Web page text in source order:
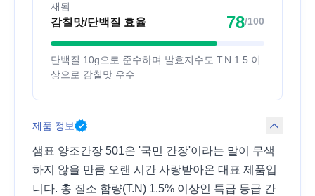
재됨
감칠맛/단백질 효율 78/100
단백질 10g으로 준수하며 발효지수도 T.N 1.5 이
상으로 감칠맛 우수
제품 정보
샘표 양조간장 501은 '국민 간장'이라는 말이 무색
하지 않을 만큼 오랜 시간 사랑받아온 대표 제품입
니다. 총 질소 함량(T.N) 1.5% 이상인 특급 등급 간